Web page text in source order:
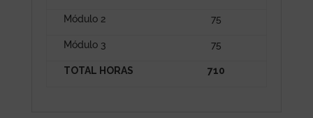
Módulo 2 75
Módulo 3 75
TOTAL HORAS 710